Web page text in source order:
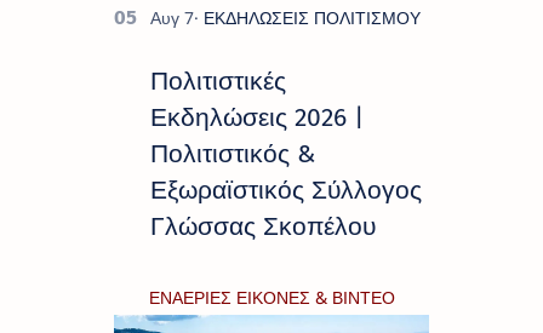
Πολιτιστικές
Εκδηλώσεις 2026 |
Πολιτιστικός &
Εξωραϊστικός Σύλλογος
Γλώσσας Σκοπέλου
ΕΝΑΕΡΙΕΣ ΕΙΚΟΝΕΣ & ΒΙΝΤΕΟ